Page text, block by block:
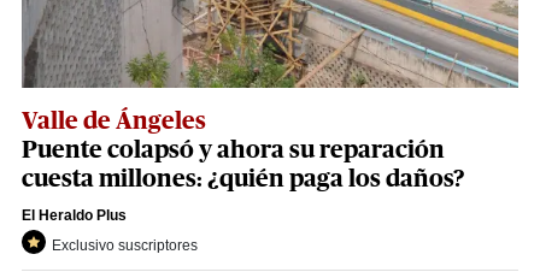
Valle de Ángeles
Puente colapsó y ahora su reparación
cuesta millones: ¿quién paga los daños?
El Heraldo Plus
Exclusivo suscriptores